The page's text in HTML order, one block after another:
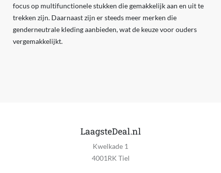
focus op multifunctionele stukken die gemakkelijk aan en uit te
trekken zijn. Daarnaast zijn er steeds meer merken die
genderneutrale kleding aanbieden, wat de keuze voor ouders
vergemakkelijkt.
LaagsteDeal.nl
Kwelkade 1
4001RK Tiel